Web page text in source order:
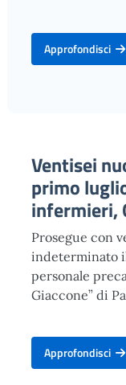
Approfondisci
Ventisei
primo
infermieri,
Prosegue con
indeterminato
personale
Giaccone” di
Approfondisci